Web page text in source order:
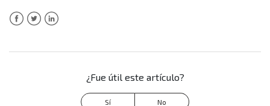
¿Fue útil este artículo?